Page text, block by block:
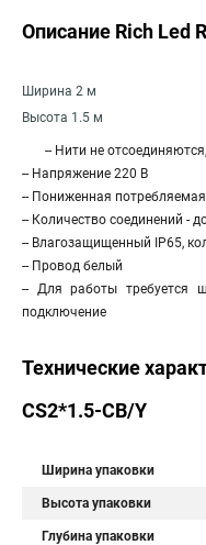
Описание Rich Led
Ширина 2 м
Высота 1.5 м
-- Нити не
-- Напряжение 220 В
-- Пониженная
-- Количество соединений -
-- Влагозащищенный IP65,
-- Провод белый
-- Для работы требуется
подключение
Технические
CS2*1.5-CB/Y
Ширина упаковки
Высота упаковки
Глубина упаковки